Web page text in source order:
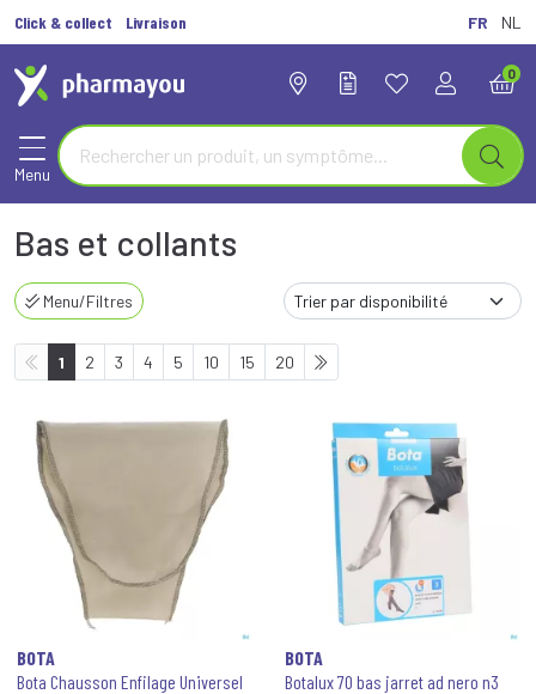
Click & collect Livraison FR NL
0
Menu
Bas et collants
Menu/Filtres
1 2 3 4 5 10 15 20
BOTA
Bota Chausson Enfilage Universel
BOTA
Botalux 70 bas jarret ad nero n3